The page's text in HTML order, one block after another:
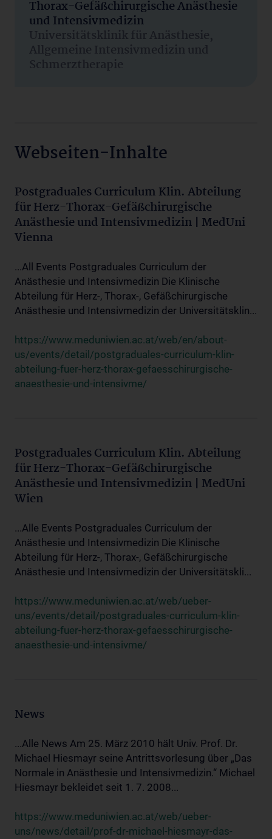
Thorax-Gefäßchirurgische Anästhesie
und Intensivmedizin
Universitätsklinik für Anästhesie,
Allgemeine Intensivmedizin und
Schmerztherapie
Webseiten-Inhalte
Postgraduales Curriculum Klin. Abteilung
für Herz-Thorax-Gefäßchirurgische
Anästhesie und Intensivmedizin | MedUni
Vienna
...All Events Postgraduales Curriculum der
Anästhesie und Intensivmedizin Die Klinische
Abteilung für Herz-, Thorax-, Gefäßchirurgische
Anästhesie und Intensivmedizin der Universitätsklin...
https://www.meduniwien.ac.at/web/en/about-
us/events/detail/postgraduales-curriculum-klin-
abteilung-fuer-herz-thorax-gefaesschirurgische-
anaesthesie-und-intensivme/
Postgraduales Curriculum Klin. Abteilung
für Herz-Thorax-Gefäßchirurgische
Anästhesie und Intensivmedizin | MedUni
Wien
...Alle Events Postgraduales Curriculum der
Anästhesie und Intensivmedizin Die Klinische
Abteilung für Herz-, Thorax-, Gefäßchirurgische
Anästhesie und Intensivmedizin der Universitätskli...
https://www.meduniwien.ac.at/web/ueber-
uns/events/detail/postgraduales-curriculum-klin-
abteilung-fuer-herz-thorax-gefaesschirurgische-
anaesthesie-und-intensivme/
News
...Alle News Am 25. März 2010 hält Univ. Prof. Dr.
Michael Hiesmayr seine Antrittsvorlesung über „Das
Normale in Anästhesie und Intensivmedizin.“ Michael
Hiesmayr bekleidet seit 1. 7. 2008...
https://www.meduniwien.ac.at/web/ueber-
uns/news/detail/prof-dr-michael-hiesmayr-das-